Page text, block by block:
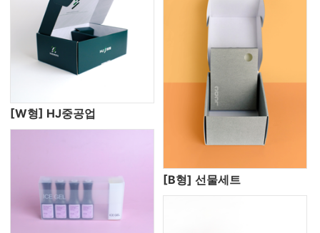
[W형] HJ중공업
[B형] 선물세트